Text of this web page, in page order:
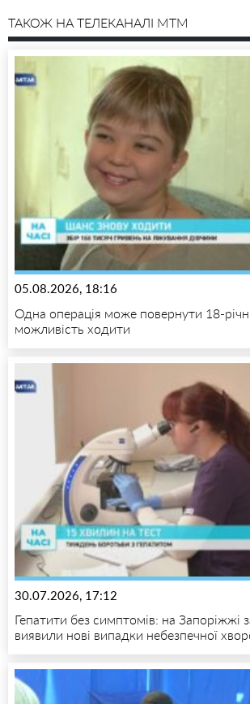
ТАКОЖ НА ТЕЛЕКАНАЛІ MTM
05.08.2026, 18:16
Одна операція може повернути 18-
можливість ходити
30.07.2026, 17:12
Гепатити без симптомів: на Запоріжжі
виявили нові випадки небезпечної